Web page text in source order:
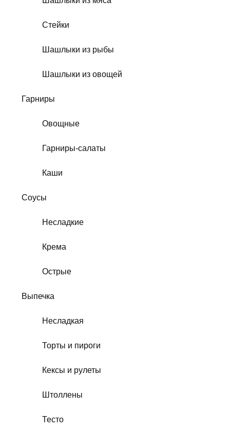
Стейки
Шашлыки из рыбы
Шашлыки из овощей
Гарниры
Овощные
Гарниры-салаты
Каши
Соусы
Несладкие
Крема
Острые
Выпечка
Несладкая
Торты и пироги
Кексы и рулеты
Штоллены
Тесто